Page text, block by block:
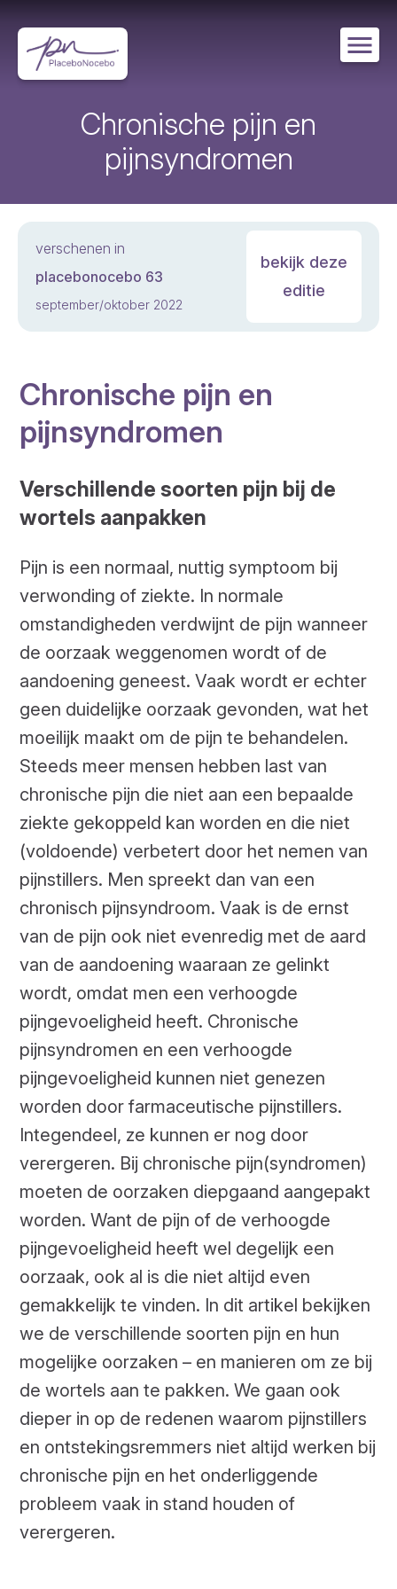
en
naar
de
Chronische pijn en
pijnsyndromen
verschenen in
placebonocebo 63
september/oktober 2022
bekijk deze
editie
Chronische pijn en
pijnsyndromen
Verschillende soorten pijn bij de
wortels aanpakken
Pijn is een normaal, nuttig symptoom bij
verwonding of ziekte. In normale
omstandigheden verdwijnt de pijn wanneer
de oorzaak weggenomen wordt of de
aandoening geneest. Vaak wordt er echter
geen duidelijke oorzaak gevonden, wat het
moeilijk maakt om de pijn te behandelen.
Steeds meer mensen hebben last van
chronische pijn die niet aan een bepaalde
ziekte gekoppeld kan worden en die niet
(voldoende) verbetert door het nemen van
pijnstillers. Men spreekt dan van een
chronisch pijnsyndroom. Vaak is de ernst
van de pijn ook niet evenredig met de aard
van de aandoening waaraan ze gelinkt
wordt, omdat men een verhoogde
pijngevoeligheid heeft. Chronische
pijnsyndromen en een verhoogde
pijngevoeligheid kunnen niet genezen
worden door farmaceutische pijnstillers.
Integendeel, ze kunnen er nog door
verergeren. Bij chronische pijn(syndromen)
moeten de oorzaken diepgaand aangepakt
worden. Want de pijn of de verhoogde
pijngevoeligheid heeft wel degelijk een
oorzaak, ook al is die niet altijd even
gemakkelijk te vinden. In dit artikel bekijken
we de verschillende soorten pijn en hun
mogelijke oorzaken – en manieren om ze bij
de wortels aan te pakken. We gaan ook
dieper in op de redenen waarom pijnstillers
en ontstekingsremmers niet altijd werken bij
chronische pijn en het onderliggende
probleem vaak in stand houden of
verergeren.